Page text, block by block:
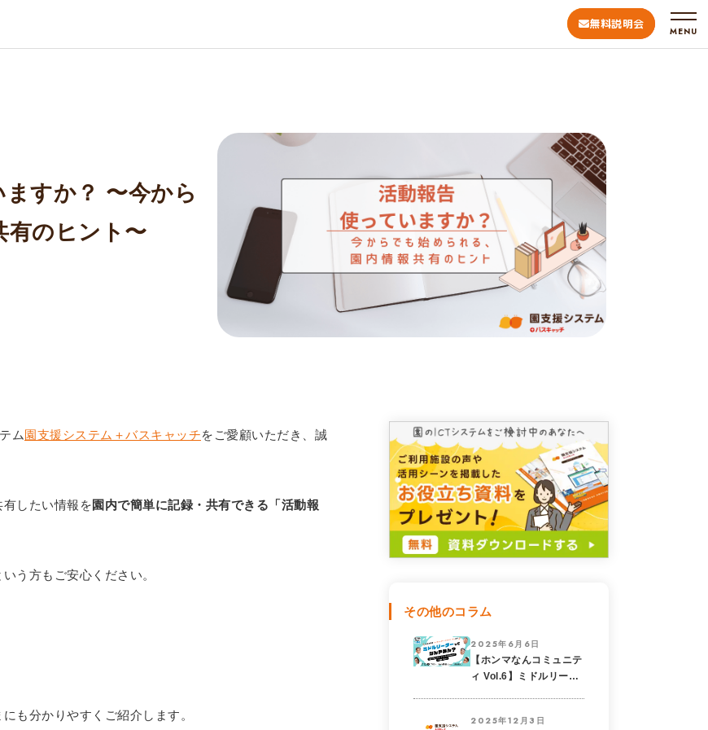
無料説明会
MENU
ますか？ 〜今から
有のヒント〜
その他のコラム
2025年6月6日
【ホンマなんコミュニテ
ィ Vol.6】ミドルリーダ
う人がなるの？どう育て
2025年12月3日
ム園支援システム＋バスキャッチをご愛顧いただき、誠
したい情報を園内で簡単に記録・共有できる「活動報
う方もご安心ください。
も分かりやすくご紹介します。